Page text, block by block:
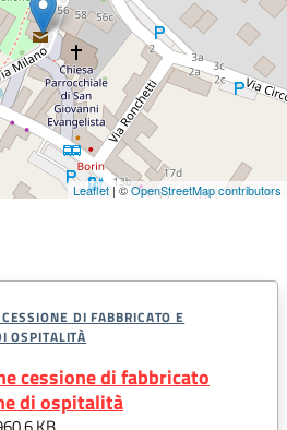
Leaflet | ©OpenStreetMap contributors
DI FABBRICATO E
OSPITALITÀ
cessione di fabbricato
di ospitalità